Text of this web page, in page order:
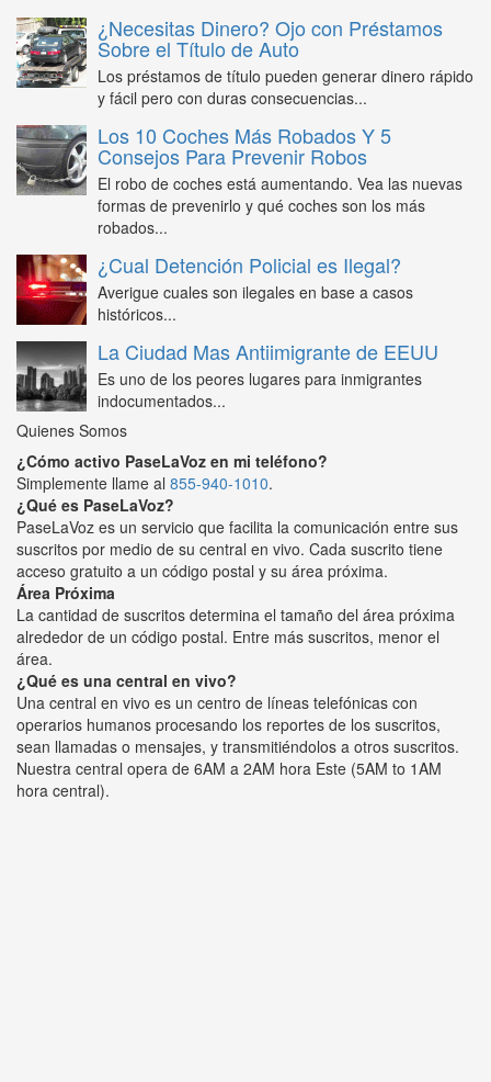
¿Necesitas Dinero? Ojo con Préstamos
Sobre el Título de Auto
Los préstamos de título pueden generar dinero rápido
y fácil pero con duras consecuencias...
Los 10 Coches Más Robados Y 5
Consejos Para Prevenir Robos
El robo de coches está aumentando. Vea las nuevas
formas de prevenirlo y qué coches son los más
robados...
¿Cual Detención Policial es Ilegal?
Averigue cuales son ilegales en base a casos
históricos...
La Ciudad Mas Antiimigrante de EEUU
Es uno de los peores lugares para inmigrantes
indocumentados...
Quienes Somos
¿Cómo activo PaseLaVoz en mi teléfono?
Simplemente llame al 855-940-1010.
¿Qué es PaseLaVoz?
PaseLaVoz es un servicio que facilita la comunicación entre sus
suscritos por medio de su central en vivo. Cada suscrito tiene
acceso gratuito a un código postal y su área próxima.
Área Próxima
La cantidad de suscritos determina el tamaño del área próxima
alrededor de un código postal. Entre más suscritos, menor el
área.
¿Qué es una central en vivo?
Una central en vivo es un centro de líneas telefónicas con
operarios humanos procesando los reportes de los suscritos,
sean llamadas o mensajes, y transmitiéndolos a otros suscritos.
Nuestra central opera de 6AM a 2AM hora Este (5AM to 1AM
hora central).